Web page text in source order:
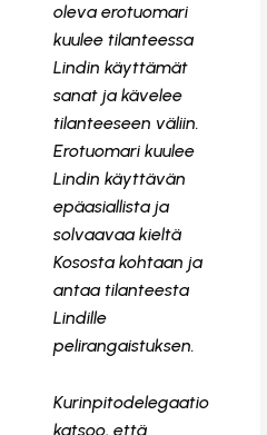
oleva erotuomari
kuulee tilanteessa
Lindin käyttämät
sanat ja kävelee
tilanteeseen väliin.
Erotuomari kuulee
Lindin käyttävän
epäasiallista ja
solvaavaa kieltä
Kososta kohtaan ja
antaa tilanteesta
Lindille
pelirangaistuksen.
Kurinpitodelegaatio
katsoo, että